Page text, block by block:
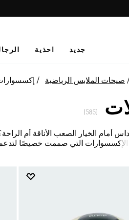
جديد احذية
صيحات الملابس الرياضية
أمام الخيار الصعب الأناقة أم
التي صممت خصيصًا